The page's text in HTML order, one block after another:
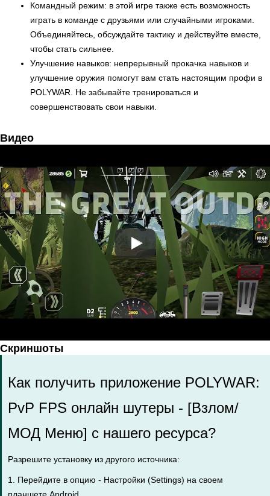
Командный режим: в этой игре также есть возможность
играть в команде с друзьями или случайными игроками.
Объединяйтесь, обсуждайте тактику и действуйте вместе,
чтобы стать сильнее.
Улучшение навыков: непрерывный прокачка навыков и
улучшение оружия помогут вам стать настоящим профи в
POLYWAR. Не забывайте тренироваться и
совершенствовать свои навыки.
Видео
Скриншоты
Как получить приложение POLYWAR:
PvP FPS онлайн шутеры - [Взлом/
МОД Меню] с нашего ресурса?
Разрешите установку из другого источника:
1. Перейдите в опцию - Настройки (Settings) на своем